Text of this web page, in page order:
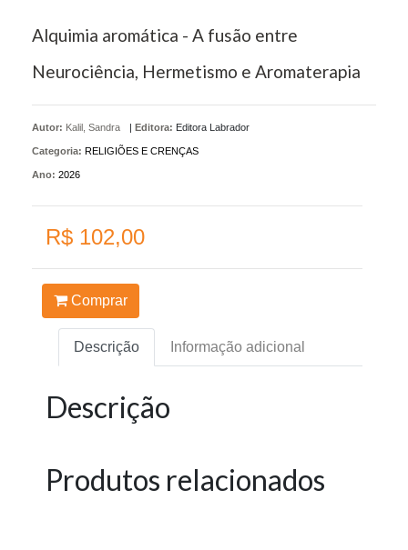
Alquimia aromática - A fusão entre
Neurociência, Hermetismo e Aromaterapia
Autor: Kalil, Sandra | Editora: Editora Labrador
Categoria: RELIGIÕES E CRENÇAS
Ano: 2026
R$ 102,00
Comprar
Descrição Informação adicional
Descrição
Produtos relacionados